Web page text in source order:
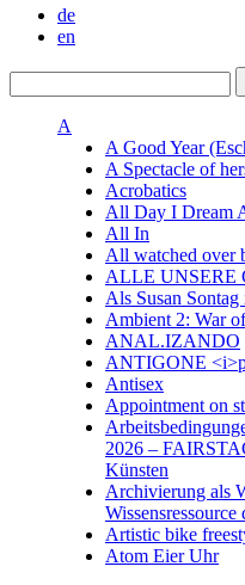
de
en
A
A Good Year
A Spectacle of
Acrobatics
All Day I Dream
All In
All watched over
ALLE UNSERE
Als Susan
Ambient 2: War
ANAL.IZANDO
ANTIGONE
Antisex
Appointment on
2026 –
Künsten
Archivierung als
Artistic bike
Atom Eier Uhr